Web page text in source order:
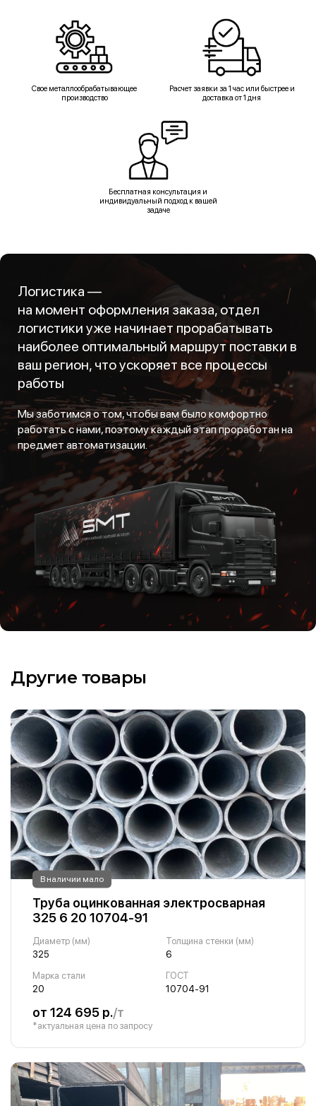
Свое металлообрабатывающее
производство
Расчет заявки за 1 час или быстрее и
доставка от 1 дня
Бесплатная консультация и
индивидуальный подход к вашей
задаче
Логистика —
на момент оформления заказа, отдел
логистики уже начинает прорабатывать
наиболее оптимальный маршрут поставки в
ваш регион, что ускоряет все процессы
работы
Мы заботимся о том, чтобы вам было комфортно
работать с нами, поэтому каждый этап проработан на
предмет автоматизации.
Другие товары
В наличии мало
Труба оцинкованная электросварная
325 6 20 10704-91
Диаметр (мм)
325
Толщина стенки (мм)
6
Марка стали
20
ГОСТ
10704-91
от 124 695 р./т
*актуальная цена по запросу